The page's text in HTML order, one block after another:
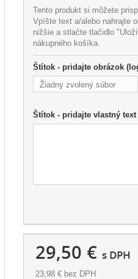
Tento produkt si môžete
Vpíšte text a/alebo nahrajte
nižšie a stlačte tlačidlo
nákupného košíka.
Štítok - pridajte obrázok
Žiadny zvolený súbor
Štítok - pridajte vlastný text
29,50 € s DPH
23,98 €bez DPH